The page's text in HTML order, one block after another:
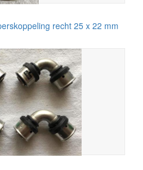
recht 25 x 22 mm